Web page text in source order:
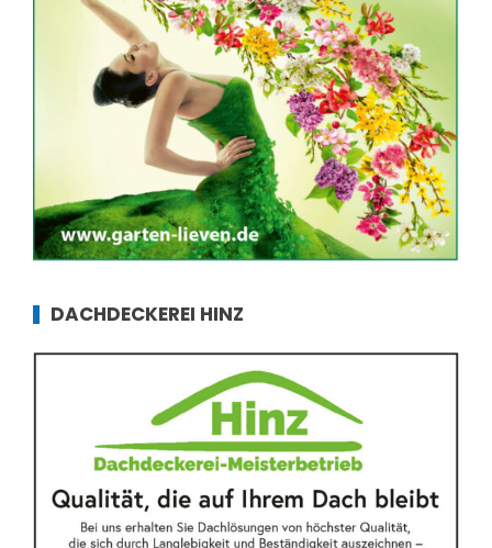
DACHDECKEREI HINZ